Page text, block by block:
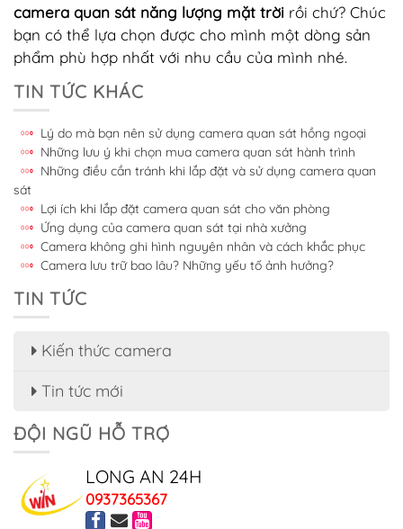
camera quan sát năng lượng mặt trời rồi chứ? Chúc
bạn có thể lựa chọn được cho mình một dòng sản
phẩm phù hợp nhất với nhu cầu của mình nhé.
TIN TỨC KHÁC
Lý do mà bạn nên sử dụng camera quan sát hồng ngoại
Những lưu ý khi chọn mua camera quan sát hành trình
Những điều cần tránh khi lắp đặt và sử dụng camera quan
sát
Lợi ích khi lắp đặt camera quan sát cho văn phòng
Ứng dụng của camera quan sát tại nhà xưởng
Camera không ghi hình nguyên nhân và cách khắc phục
Camera lưu trữ bao lâu? Những yếu tố ảnh hưởng?
TIN TỨC
Kiến thức camera
Tin tức mới
ĐỘI NGŨ HỖ TRỢ
LONG AN 24H
0937365367